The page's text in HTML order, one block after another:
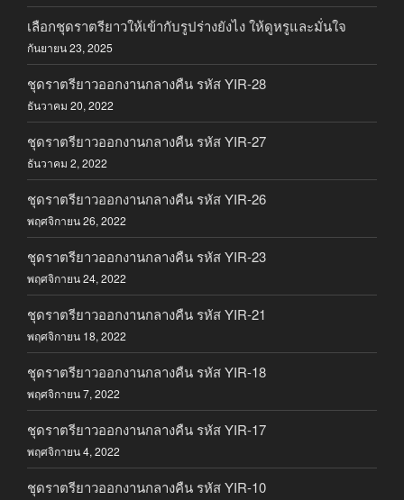
เลือกชุดราตรียาวให้เข้ากับรูปร่างยังไง ให้ดูหรูและมั่นใจ
กันยายน 23, 2025
ชุดราตรียาวออกงานกลางคืน รหัส YIR-28
ธันวาคม 20, 2022
ชุดราตรียาวออกงานกลางคืน รหัส YIR-27
ธันวาคม 2, 2022
ชุดราตรียาวออกงานกลางคืน รหัส YIR-26
พฤศจิกายน 26, 2022
ชุดราตรียาวออกงานกลางคืน รหัส YIR-23
พฤศจิกายน 24, 2022
ชุดราตรียาวออกงานกลางคืน รหัส YIR-21
พฤศจิกายน 18, 2022
ชุดราตรียาวออกงานกลางคืน รหัส YIR-18
พฤศจิกายน 7, 2022
ชุดราตรียาวออกงานกลางคืน รหัส YIR-17
พฤศจิกายน 4, 2022
ชุดราตรียาวออกงานกลางคืน รหัส YIR-10